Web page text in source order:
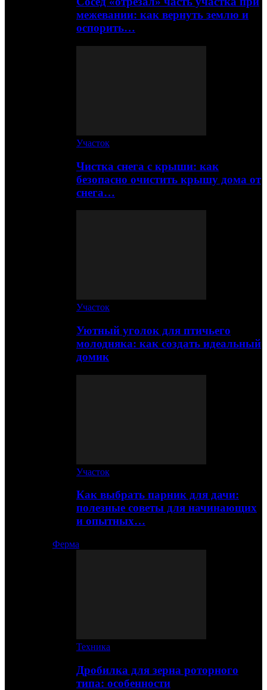
межевании: как вернуть землю и
оспорить…
Участок
Чистка снега с крыши: как
безопасно очистить крышу дома от
снега…
Участок
Уютный уголок для птичьего
молодняка: как создать идеальный
домик
Участок
Как выбрать парник для дачи:
полезные советы для начинающих
и опытных…
Ферма
Техника
Дробилка для зерна роторного
типа: особенности